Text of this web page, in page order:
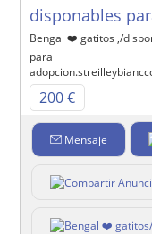
disponables
Bengal ❤️ gatitos ,/
para
200 €
Mensaje